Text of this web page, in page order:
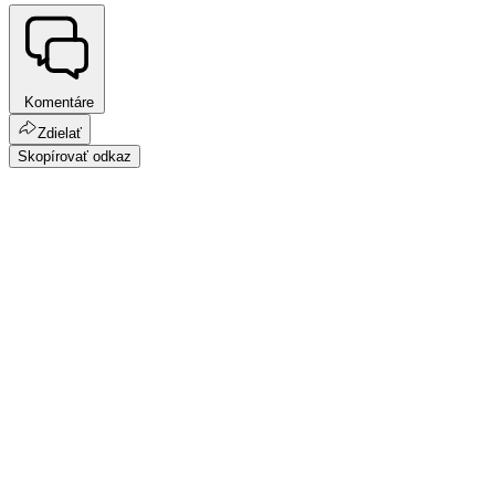
Komentáre
Zdielať
Skopírovať odkaz